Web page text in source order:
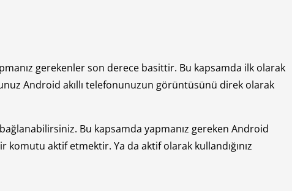
gerekenler son derece basittir. Bu kapsamda ilk olarak
Android akıllı telefonunuzun görüntüsünü direk olarak
Bu kapsamda yapmanız gereken Android
komutu aktif etmektir. Ya da aktif olarak kullandığınız